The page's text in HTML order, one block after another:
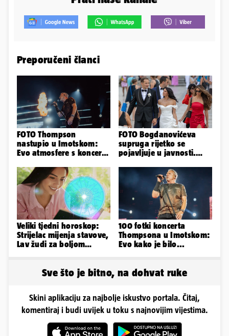
Preporučeni članci
FOTO Thompson
nastupio u Imotskom:
Evo atmosfere s koncerta
FOTO Bogdanovićeva
supruga rijetko se
pojavljuje u javnosti.
vjenčanje
Veliki tjedni horoskop:
Strijelac mijenja stavove,
Lav žudi za boljom
100 fotki koncerta
Thompsona u Imotskom:
Evo kako je bilo...
Sve što je bitno, na dohvat ruke
Skini aplikaciju za najbolje iskustvo portala. Čitaj,
komentiraj i budi uvijek u toku s najnovijim vijestima.